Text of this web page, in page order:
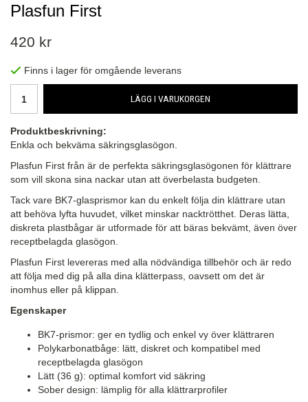
Plasfun First
420 kr
Finns i lager för omgående leverans
LÄGG I VARUKORGEN
Produktbeskrivning:
Enkla och bekväma säkringsglasögon.
Plasfun First från är de perfekta säkringsglasögonen för klättrare
som vill skona sina nackar utan att överbelasta budgeten.
Tack vare BK7-glasprismor kan du enkelt följa din klättrare utan
att behöva lyfta huvudet, vilket minskar nacktrötthet. Deras lätta,
diskreta plastbågar är utformade för att bäras bekvämt, även över
receptbelagda glasögon.
Plasfun First levereras med alla nödvändiga tillbehör och är redo
att följa med dig på alla dina klätterpass, oavsett om det är
inomhus eller på klippan.
Egenskaper
BK7-prismor: ger en tydlig och enkel vy över klättraren
Polykarbonatbåge: lätt, diskret och kompatibel med
receptbelagda glasögon
Lätt (36 g): optimal komfort vid säkring
Sober design: lämplig för alla klättrarprofiler